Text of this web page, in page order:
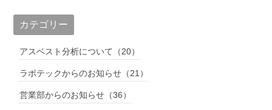
カテゴリー
アスベスト分析について（20）
ラボテックからのお知らせ（21）
営業部からのお知らせ（36）